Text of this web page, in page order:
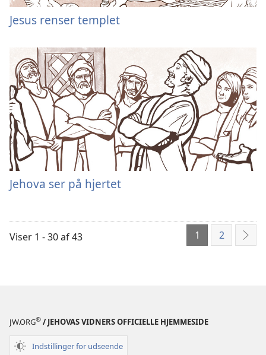
Jesus renser templet
Jehova ser på hjertet
Viser 1 - 30 af 43 1 2
JW.ORG® / JEHOVAS VIDNERS OFFICIELLE HJEMMESIDE
Indstillinger for udseende